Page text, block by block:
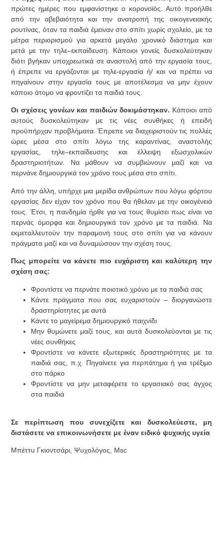
πρώτες ημέρες που εμφανίστηκε ο κορονοϊός. Αυτό προήλθε
από την αβεβαιότητα και την ανατροπή της οικογενειακής
ρουτίνας, όταν τα παιδιά έμειναν στο σπίτι χωρίς σχολείο, με τα
μέτρα περιορισμού για αρκετά μεγάλο χρονικό διάστημα και
μετά με την τηλε–εκπαίδευση. Κάποιοι γονείς δυσκολεύτηκαν
διότι βγήκαν υποχρεωτικά σε αναστολή από την εργασία τους,
ή έπρεπε να εργάζονται με τηλε-εργασία ή/ και να πρέπει να
πηγαίνουν στην εργασία τους με αποτέλεσμα να μην έχουν
κάποιο άτομο να φροντίζει τα παιδιά τους.
Οι σχέσεις γονέων και παιδιών δοκιμάστηκαν. Κάποιοι από
αυτούς δυσκολεύτηκαν με τις νέες συνθήκες ή επειδή
προϋπήρχαν προβλήματα. Έπρεπε να διαχειριστούν τις πολλές
ώρες μέσα στο σπίτι λόγω της καραντίνας, αναστολής
εργασίας, τηλε–εκπαίδευσης και έλλειψη εξωσχολικών
δραστηριοτήτων. Να μάθουν να συμβιώνουν μαζί και να
περνάνε δημιουργικά τον χρόνο τους μέσα στο σπίτι.
Από την άλλη, υπήρχε μια μερίδα ανθρώπων που λόγω φόρτου
εργασίας δεν είχαν τον χρόνο που θα ήθελαν με την οικογένειά
τους. Έτσι, η πανδημία ήρθε για να τους θυμίσει πως είναι να
περνάς όμορφα και δημιουργικά τον χρόνο με τα παιδιά. Να
εκμεταλλευτούν την παραμονή τους στο σπίτι για να κάνουν
πράγματα μαζί και να δυναμώσουν την σχέση τους.
Πως μπορείτε να κάνετε πιο ευχάριστη και καλύτερη την
σχέση σας:
Φροντίστε να περνάτε ποιοτικό χρόνο με τα παιδιά σας
Κάντε πράγματα που σας ευχαριστούν – διοργανώστε
δραστηρίοτητες με αυτά
Κάντε το μαγείρεμα δημιουργικό παιχνίδι
Μην θυμώνετε μαζί τους, και αυτά δυσκολεύονται με τις
νέες συνθήκες
Φροντίστε να κάνετε εξωτερικές δραστηριότητες με τα
παιδιά σας, π.χ. Πηγαίνετε για περπάτημα ή για τρέξιμο
στο πάρκο
Φροντίστε να μην μεταφέρετε το εργασιακό σας άγχος
στα παιδιά
Σε περίπτωση που συνεχίζετε και δυσκολεύεστε, μη
διστάσετε να επικοινωνήσετε με έναν ειδικό ψυχικής υγεία
Μπέττυ Γκιοντσάρι, Ψυχολόγος, Msc